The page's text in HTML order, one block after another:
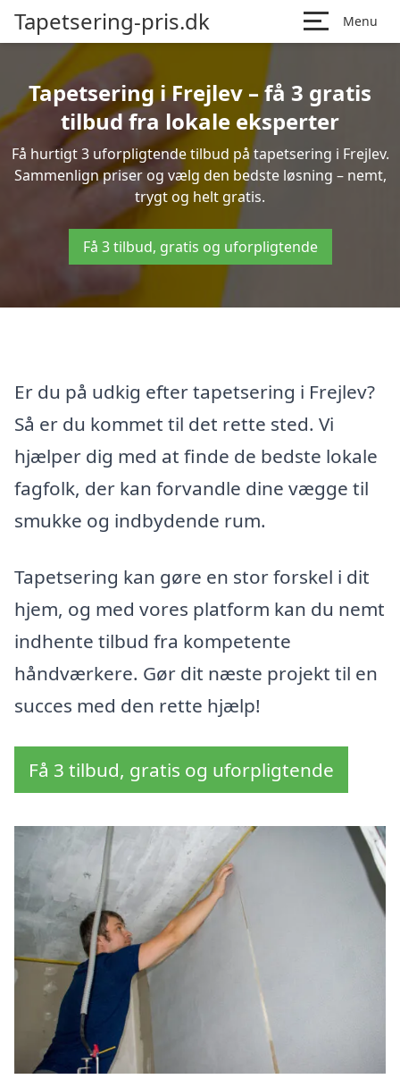
Tapetsering-pris.dk Menu
Tapetsering i Frejlev – få 3 gratis
tilbud fra lokale eksperter
Få hurtigt 3 uforpligtende tilbud på tapetsering i Frejlev.
Sammenlign priser og vælg den bedste løsning – nemt,
trygt og helt gratis.
Få 3 tilbud, gratis og uforpligtende
Er du på udkig efter tapetsering i Frejlev?
Så er du kommet til det rette sted. Vi
hjælper dig med at finde de bedste lokale
fagfolk, der kan forvandle dine vægge til
smukke og indbydende rum.
Tapetsering kan gøre en stor forskel i dit
hjem, og med vores platform kan du nemt
indhente tilbud fra kompetente
håndværkere. Gør dit næste projekt til en
succes med den rette hjælp!
Få 3 tilbud, gratis og uforpligtende